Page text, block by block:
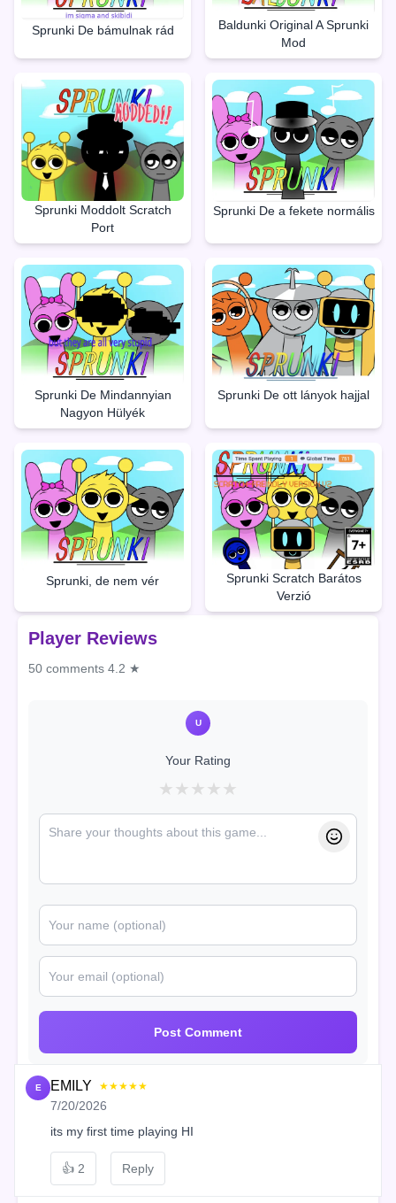
Sprunki De bámulnak rád
Baldunki Original A Sprunki
Mod
Sprunki Moddolt Scratch
Port
Sprunki De a fekete normális
Sprunki De Mindannyian
Nagyon Hülyék
Sprunki De ott lányok hajjal
Sprunki, de nem vér
Sprunki Scratch Barátos
Verzió
Player Reviews
50 comments 4.2 ★
U
Your Rating
★ ★ ★ ★ ★
Post Comment
E EMILY ★★★★★
7/20/2026
its my first time playing HI
👍 2 Reply